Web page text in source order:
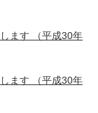
ます （平成30年
ます （平成30年